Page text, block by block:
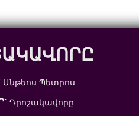
Անթեոս Պետրոս
Դրոշակավորը